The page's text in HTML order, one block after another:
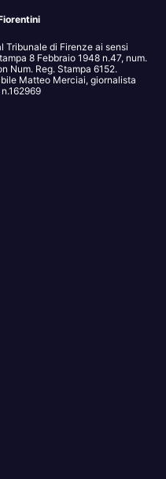
Tribunale di Firenze ai sensi
8 Febbraio 1948 n.47, num.
Num. Reg. Stampa 6152.
Matteo Merciai, giornalista